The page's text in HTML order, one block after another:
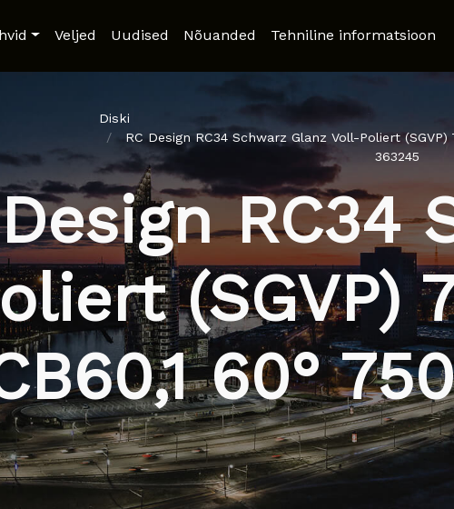
Veljed Uudised Nõuanded Tehniline informatsioon
Diski
RC Design RC34 Schwarz Glanz Voll-Poliert (SGVP)
363245
RC34
(SGVP)
60°